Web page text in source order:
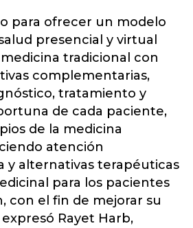
para ofrecer un modelo
presencial y virtual
tradicional con
complementarias,
tratamiento y
de cada paciente,
de la medicina
atención
y alternativas terapéuticas
para los pacientes
con el fin de mejorar su
expresó Rayet Harb,